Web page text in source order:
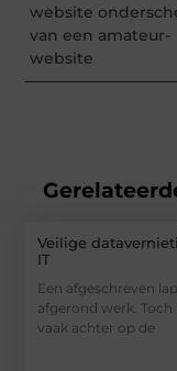
website
van een amateur-
website
Veilige
IT
Een afgeschreven
afgerond werk.
vaak achter op de